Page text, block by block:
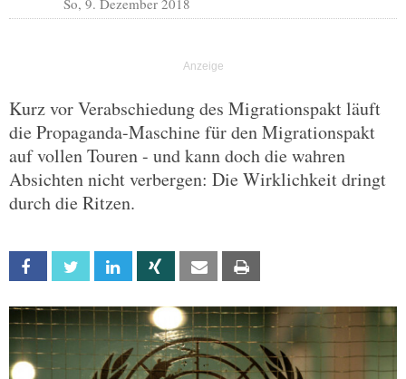
So, 9. Dezember 2018
Kurz vor Verabschiedung des Migrationspakt läuft
die Propaganda-Maschine für den Migrationspakt
auf vollen Touren - und kann doch die wahren
Absichten nicht verbergen: Die Wirklichkeit dringt
durch die Ritzen.
Facebook Twitter Linkedin Xing Email